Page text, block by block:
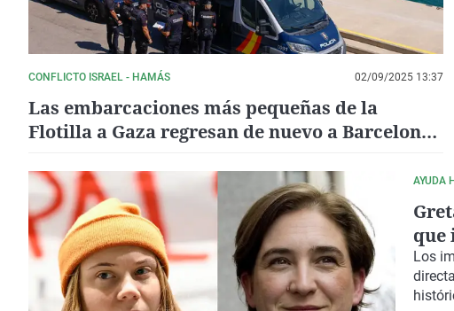
CONFLICTO ISRAEL - HAMÁS 02/09/2025 13:37
Las embarcaciones más pequeñas de la
Flotilla a Gaza regresan de nuevo a Barcelona
AYUDA
que
Los